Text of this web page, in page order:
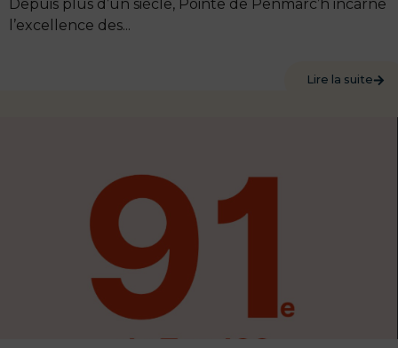
Depuis plus d’un siècle, Pointe de Penmarc’h incarne
l’excellence des...
Lire la suite